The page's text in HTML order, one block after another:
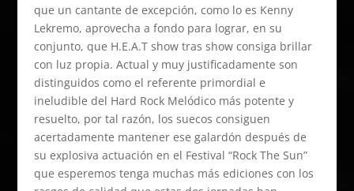
que un cantante de excepción, como lo es Kenny
Lekremo, aprovecha a fondo para lograr, en su
conjunto, que H.E.A.T show tras show consiga brillar
con luz propia. Actual y muy justificadamente son
distinguidos como el referente primordial e
ineludible del Hard Rock Melódico más potente y
resuelto, por tal razón, los suecos consiguen
acertadamente mantener ese galardón después de
su explosiva actuación en el Festival “Rock The Sun”
que esperemos tenga muchas más ediciones con los